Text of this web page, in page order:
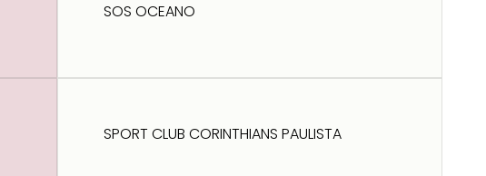
SOS OCEANO
SPORT CLUB CORINTHIANS PAULISTA